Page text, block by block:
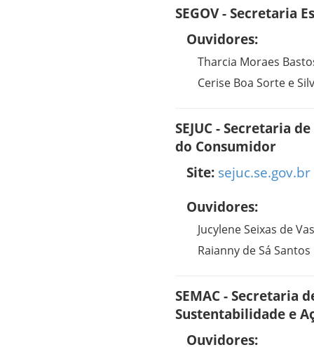
SEGOV - Secretaria
Ouvidores:
Tharcia Moraes
Cerise Boa Sorte e
SEJUC - Secretaria
do Consumidor
Site: sejuc.se.gov.br
Ouvidores:
Jucylene Seixas de
Raianny de Sá Santos
SEMAC - Secretaria
Sustentabilidade e
Ouvidores: